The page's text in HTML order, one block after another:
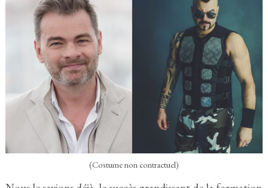
(Costume non contractuel)